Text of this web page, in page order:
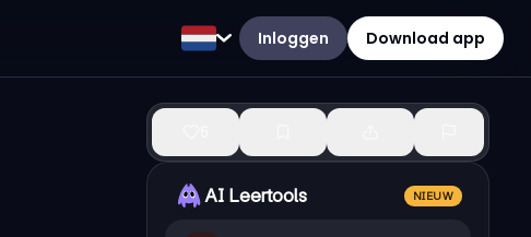
Inloggen Download app
AI Leertools NIEUW